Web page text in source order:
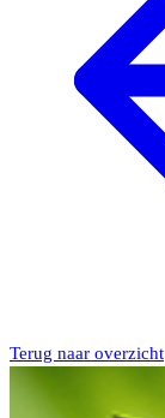
Terug naar overzicht